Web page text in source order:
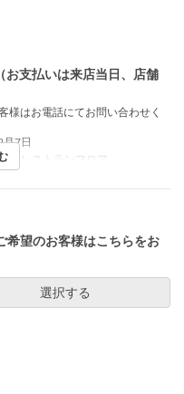
お支払いは来店当日、店舗
様はお電話にてお問い合わせく
7日
2F レストランフロア
希望のお客様はこちらをお
選択する